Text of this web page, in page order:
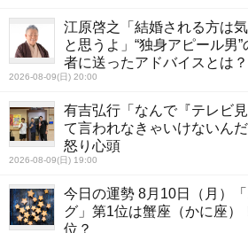
江原啓之「結婚される方は
と思うよ」“独身アピール男
者に送ったアドバイスとは？
2026-08-09(日) 20:00
有吉弘行「なんで『テレビ
て言われなきゃいけないん
怒り心頭
2026-08-09(日) 19:00
今日の運勢 8月10日（月）
グ」第1位は蟹座（かに座）
位？